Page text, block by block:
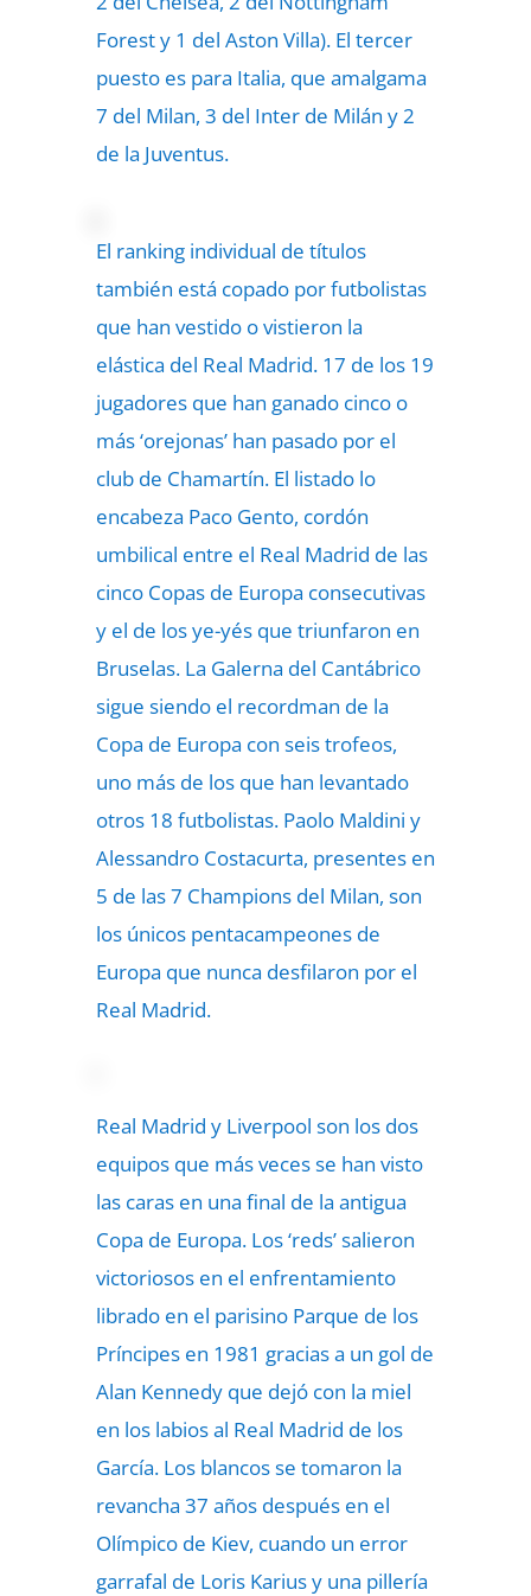
Forest y 1 del Aston Villa). El tercer
puesto es para Italia, que amalgama
7 del Milan, 3 del Inter de Milán y 2
de la Juventus.
El ranking individual de títulos
también está copado por futbolistas
que han vestido o vistieron la
elástica del Real Madrid. 17 de los 19
jugadores que han ganado cinco o
más ‘orejonas’ han pasado por el
club de Chamartín. El listado lo
encabeza Paco Gento, cordón
umbilical entre el Real Madrid de las
cinco Copas de Europa consecutivas
y el de los ye-yés que triunfaron en
Bruselas. La Galerna del Cantábrico
sigue siendo el recordman de la
Copa de Europa con seis trofeos,
uno más de los que han levantado
otros 18 futbolistas. Paolo Maldini y
Alessandro Costacurta, presentes en
5 de las 7 Champions del Milan, son
los únicos pentacampeones de
Europa que nunca desfilaron por el
Real Madrid.
Real Madrid y Liverpool son los dos
equipos que más veces se han visto
las caras en una final de la antigua
Copa de Europa. Los ‘reds’ salieron
victoriosos en el enfrentamiento
librado en el parisino Parque de los
Príncipes en 1981 gracias a un gol de
Alan Kennedy que dejó con la miel
en los labios al Real Madrid de los
García. Los blancos se tomaron la
revancha 37 años después en el
Olímpico de Kiev, cuando un error
garrafal de Loris Karius y una pillería